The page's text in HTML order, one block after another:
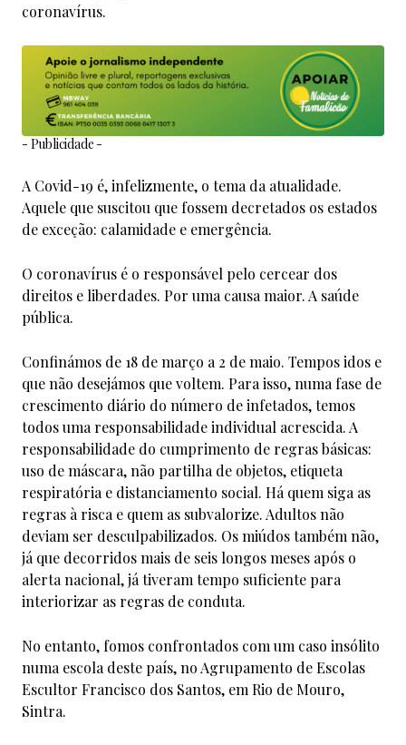
coronavírus.
- Publicidade -
A Covid-19 é, infelizmente, o tema da atualidade.
Aquele que suscitou que fossem decretados os estados
de exceção: calamidade e emergência.
O coronavírus é o responsável pelo cercear dos
direitos e liberdades. Por uma causa maior. A saúde
pública.
Confinámos de 18 de março a 2 de maio. Tempos idos e
que não desejámos que voltem. Para isso, numa fase de
crescimento diário do número de infetados, temos
todos uma responsabilidade individual acrescida. A
responsabilidade do cumprimento de regras básicas:
uso de máscara, não partilha de objetos, etiqueta
respiratória e distanciamento social. Há quem siga as
regras à risca e quem as subvalorize. Adultos não
deviam ser desculpabilizados. Os miúdos também não,
já que decorridos mais de seis longos meses após o
alerta nacional, já tiveram tempo suficiente para
interiorizar as regras de conduta.
No entanto, fomos confrontados com um caso insólito
numa escola deste país, no Agrupamento de Escolas
Escultor Francisco dos Santos, em Rio de Mouro,
Sintra.